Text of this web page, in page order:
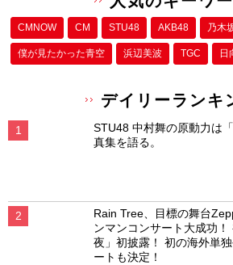
CMNOW CM STU48 AKB48 乃木
僕が⾒たかった⻘空 浜辺美波 TGC 日
デイリーランキ
STU48 中村舞の原動力は
真集を語る。
Rain Tree、目標の舞台
ンマンコンサート大成功
夜」初披露！ 初の海外単
ートも決定！